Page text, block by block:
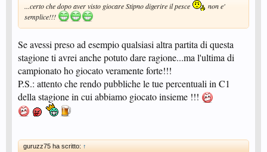
...certo che dopo aver visto giocare Stipno digerire il pesce
non e'
semplice!!!
Se avessi preso ad esempio qualsiasi altra partita di questa
stagione ti avrei anche potuto dare ragione...ma l'ultima di
campionato ho giocato veramente forte!!!
P.S.: attento che rendo pubbliche le tue percentuali in C1
della stagione in cui abbiamo giocato insieme !!!
guruzz75 ha scritto: ↑